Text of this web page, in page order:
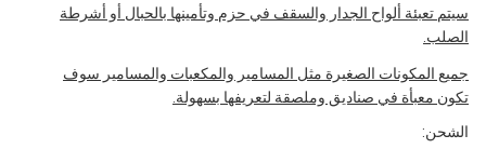
سيتم تعبئة ألواح الجدار والسقف في حزم وتأمينها بالحبال أو أشرطة
الصلب.
جميع المكونات الصغيرة مثل المسامير والمكعبات والمسامير سوف
تكون معبأة في صناديق وملصقة لتعريفها بسهولة.
الشحن: